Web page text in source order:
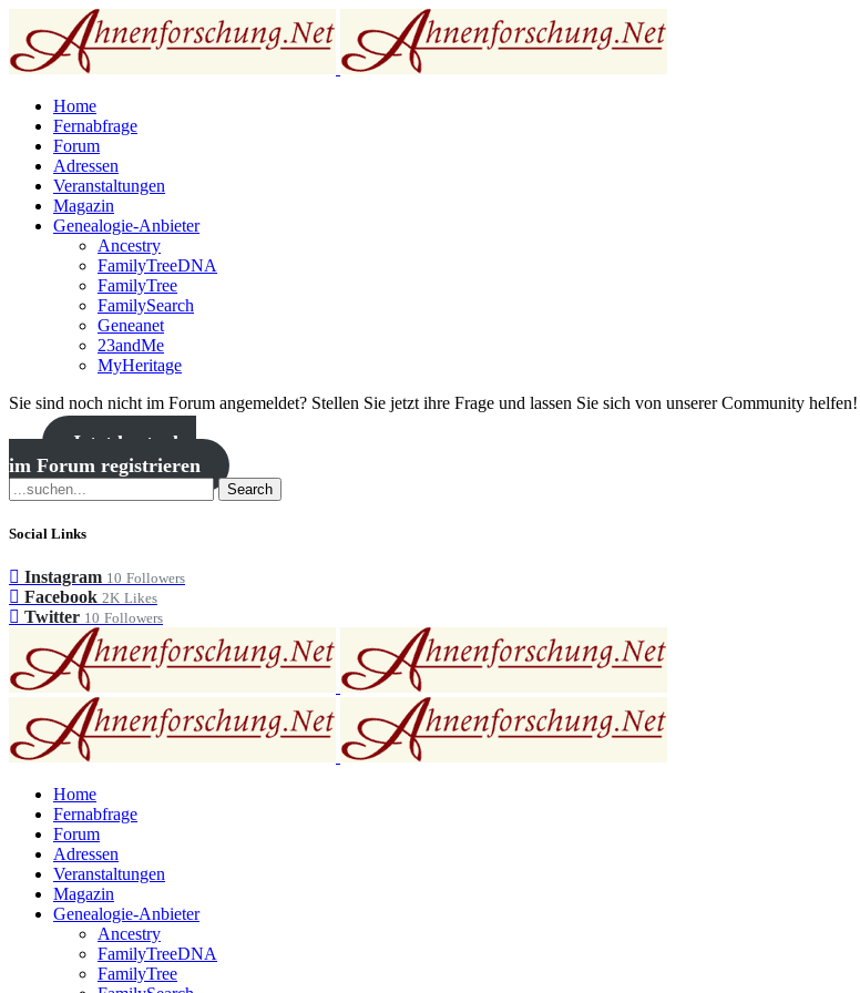
Home
Fernabfrage
Forum
Adressen
Veranstaltungen
Magazin
Genealogie-Anbieter
Ancestry
FamilyTreeDNA
FamilyTree
FamilySearch
Geneanet
23andMe
MyHeritage
Sie sind noch nicht im Forum angemeldet? Stellen Sie jetzt ihre Frage und lassen Sie sich von unserer Community helfen!
Jetzt kostenlos
im Forum registrieren
Search
Social Links
Instagram 10 Followers
Facebook 2K Likes
Twitter 10 Followers
Home
Fernabfrage
Forum
Adressen
Veranstaltungen
Magazin
Genealogie-Anbieter
Ancestry
FamilyTreeDNA
FamilyTree